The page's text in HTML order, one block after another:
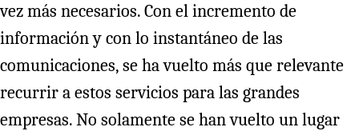
vez más necesarios. Con el incremento de
información y con lo instantáneo de las
comunicaciones, se ha vuelto más que relevante
recurrir a estos servicios para las grandes
empresas. No solamente se han vuelto un lugar